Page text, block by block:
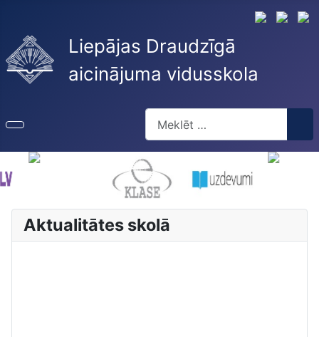
Liepājas Draudzīgā
aicinājuma vidusskola
Type 2 or more characters for
Aktualitātes skolā